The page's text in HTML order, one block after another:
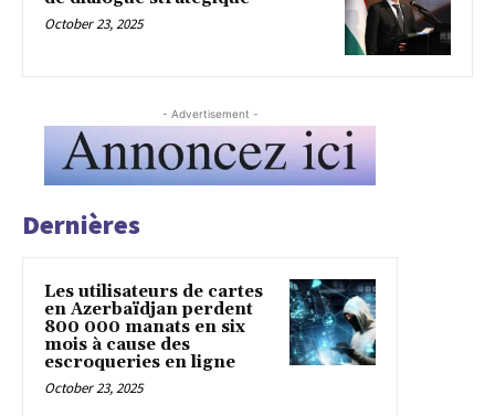
October 23, 2025
- Advertisement -
Dernières
Les utilisateurs de cartes
en Azerbaïdjan perdent
800 000 manats en six
mois à cause des
escroqueries en ligne
October 23, 2025